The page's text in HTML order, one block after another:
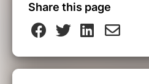
Share this page